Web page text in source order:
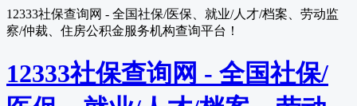
12333社保查询网 - 全国社保/医保、就业/人才/档案、劳动监
察/仲裁、住房公积金服务机构查询平台！
12333社保查询网 - 全国社保/